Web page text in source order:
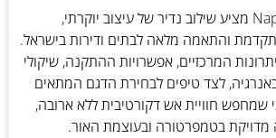
קמין חשמלי Napoleon מציע שילוב נדיר של עיצוב יוקרתי,
והתאמה מלאה לבתים ודירות בישראל.
המרכזיים, אפשרויות ההתקנה, שיקולי
לצד טיפים לבחירת הדגם המתאים
שמחפש חוויית אש דקורטיבית ללא ארובה,
בטמפרטורה ובעוצמת האור.